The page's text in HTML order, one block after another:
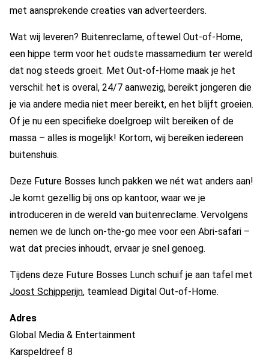
met aansprekende creaties van adverteerders.
Wat wij leveren? Buitenreclame, oftewel Out-of-Home,
een hippe term voor het oudste massamedium ter wereld
dat nog steeds groeit. Met Out-of-Home maak je het
verschil: het is overal, 24/7 aanwezig, bereikt jongeren die
je via andere media niet meer bereikt, en het blijft groeien.
Of je nu een specifieke doelgroep wilt bereiken of de
massa – alles is mogelijk! Kortom, wij bereiken iedereen
buitenshuis.
Deze Future Bosses lunch pakken we nét wat anders aan!
Je komt gezellig bij ons op kantoor, waar we je
introduceren in de wereld van buitenreclame. Vervolgens
nemen we de lunch on-the-go mee voor een Abri-safari –
wat dat precies inhoudt, ervaar je snel genoeg.
Tijdens deze Future Bosses Lunch schuif je aan tafel met
Joost Schipperijn, teamlead Digital Out-of-Home.
Adres
Global Media & Entertainment
Karspeldreef 8